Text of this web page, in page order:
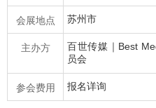
会展地点 苏州市
主办方
百世传媒｜Best
员会
参会费用 报名详询